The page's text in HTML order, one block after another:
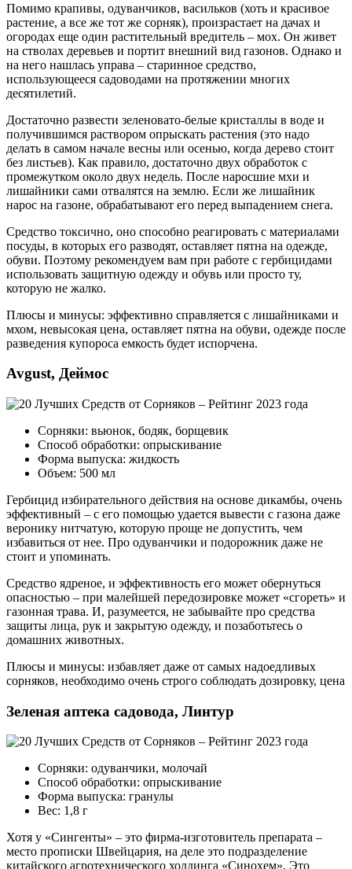
Помимо крапивы, одуванчиков, васильков (хоть и красивое
растение, а все же тот же сорняк), произрастает на дачах и
огородах еще один растительный вредитель – мох. Он живет
на стволах деревьев и портит внешний вид газонов. Однако и
на него нашлась управа – старинное средство,
использующееся садоводами на протяжении многих
десятилетий.
Достаточно развести зеленовато-белые кристаллы в воде и
получившимся раствором опрыскать растения (это надо
делать в самом начале весны или осенью, когда дерево стоит
без листьев). Как правило, достаточно двух обработок с
промежутком около двух недель. После наросшие мхи и
лишайники сами отвалятся на землю. Если же лишайник
нарос на газоне, обрабатывают его перед выпадением снега.
Средство токсично, оно способно реагировать с материалами
посуды, в которых его разводят, оставляет пятна на одежде,
обуви. Поэтому рекомендуем вам при работе с гербицидами
использовать защитную одежду и обувь или просто ту,
которую не жалко.
Плюсы и минусы: эффективно справляется с лишайниками и
мхом, невысокая цена, оставляет пятна на обуви, одежде после
разведения купороса емкость будет испорчена.
Avgust, Деймос
Сорняки: вьюнок, бодяк, борщевик
Способ обработки: опрыскивание
Форма выпуска: жидкость
Объем: 500 мл
Гербицид избирательного действия на основе дикамбы, очень
эффективный – с его помощью удается вывести с газона даже
веронику нитчатую, которую проще не допустить, чем
избавиться от нее. Про одуванчики и подорожник даже не
стоит и упоминать.
Средство ядреное, и эффективность его может обернуться
опасностью – при малейшей передозировке может «сгореть» и
газонная трава. И, разумеется, не забывайте про средства
защиты лица, рук и закрытую одежду, и позаботьтесь о
домашних животных.
Плюсы и минусы: избавляет даже от самых надоедливых
сорняков, необходимо очень строго соблюдать дозировку, цена
Зеленая аптека садовода, Линтур
Сорняки: одуванчики, молочай
Способ обработки: опрыскивание
Форма выпуска: гранулы
Вес: 1,8 г
Хотя у «Сингенты» – это фирма-изготовитель препарата –
место прописки Швейцария, на деле это подразделение
китайского агротехнического холдинга «Синохем». Это